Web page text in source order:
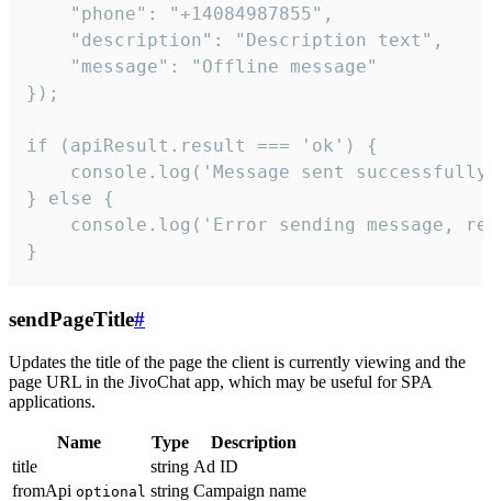
    "phone": "+14084987855",
    "description": "Description text",
    "message": "Offline message"
});
if (apiResult.result === 'ok') {
console.log('Message sent
} else {
console.log('Error sending message,
}
sendPageTitle#
Updates the title of the page the client is currently viewing and the
page URL in the JivoChat app, which may be useful for SPA
applications.
Name Type
Description
title
string Ad ID
fromApi optional string Campaign name